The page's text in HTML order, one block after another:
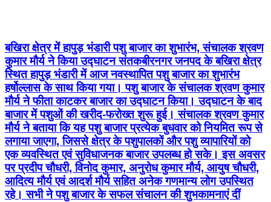
बखिरा क्षेत्र में हापुड़ भंडारी पशु बाजार का शुभारंभ, संचालक श्रवण
कुमार मौर्य ने किया उद्घाटन संतकबीरनगर जनपद के बखिरा क्षेत्र
स्थित हापुड़ भंडारी में आज नवस्थापित पशु बाजार का शुभारंभ
हर्षोल्लास के साथ किया गया। पशु बाजार के संचालक श्रवण कुमार
मौर्य ने फीता काटकर बाजार का उद्घाटन किया। उद्घाटन के बाद
बाजार में पशुओं की खरीद-फरोख्त शुरू हुई। संचालक श्रवण कुमार
मौर्य ने बताया कि यह पशु बाजार प्रत्येक बुधवार को नियमित रूप से
लगाया जाएगा, जिससे क्षेत्र के पशुपालकों और पशु व्यापारियों को
एक व्यवस्थित एवं सुविधाजनक बाजार उपलब्ध हो सके। इस अवसर
पर प्रदीप चौधरी, विनोद कुमार, अनुरोध कुमार मौर्य, आयुष चौधरी,
आदित्य मौर्य एवं आदर्श मौर्य सहित अनेक गणमान्य लोग उपस्थित
रहे। सभी ने पशु बाजार के सफल संचालन की शुभकामनाएं दीं